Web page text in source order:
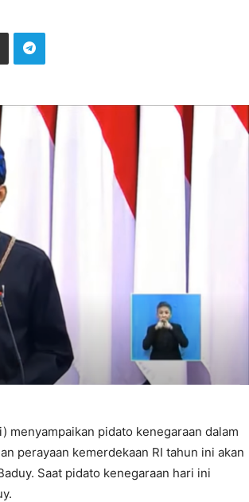
menyampaikan pidato kenegaraan dalam
perayaan kemerdekaan RI tahun ini akan
Saat pidato kenegaraan hari ini